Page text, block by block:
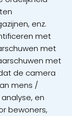
enz.
met
met
met
de camera
mens /
en
bewoners,